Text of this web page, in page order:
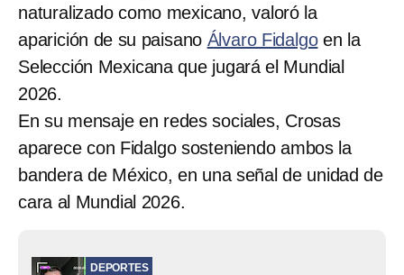
naturalizado como mexicano, valoró la
aparición de su paisano Álvaro Fidalgoen la
Selección Mexicana que jugará el Mundial
2026.
En su mensaje en redes sociales, Crosas
aparece con Fidalgo sosteniendo ambos la
bandera de México, en una señal de unidad de
cara al Mundial 2026.
DEPORTES